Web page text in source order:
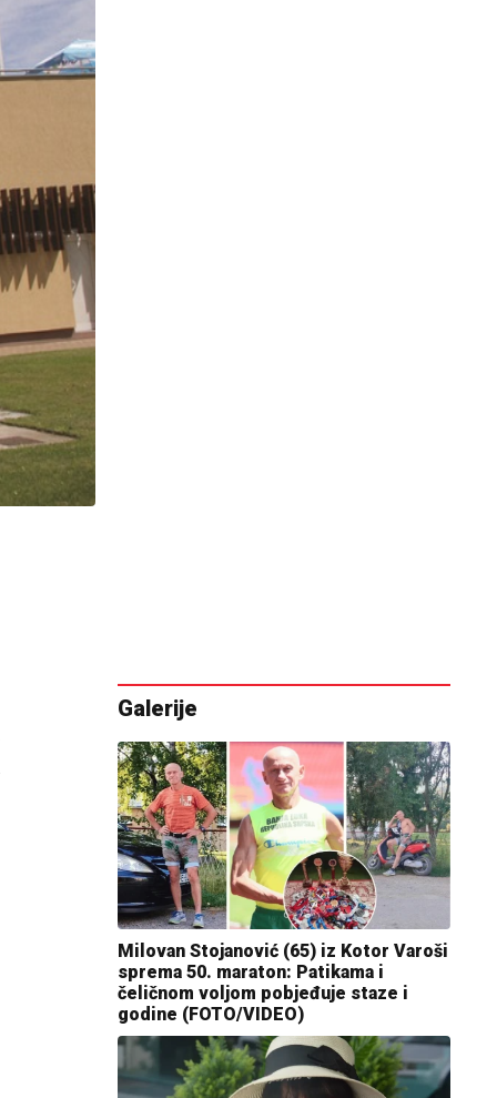
Galerije
Milovan Stojanović (65) iz Kotor Varoši
sprema 50. maraton: Patikama i
čeličnom voljom pobjeđuje staze i
godine (FOTO/VIDEO)